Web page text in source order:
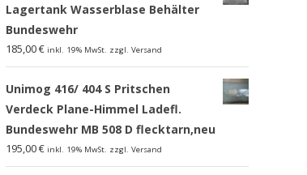
Lagertank Wasserblase Behälter
Bundeswehr
185,00€ inkl. 19% MwSt. zzgl. Versand
Unimog 416/ 404 S Pritschen
Verdeck Plane-Himmel Ladefl.
Bundeswehr MB 508 D flecktarn,neu
195,00€ inkl. 19% MwSt. zzgl. Versand